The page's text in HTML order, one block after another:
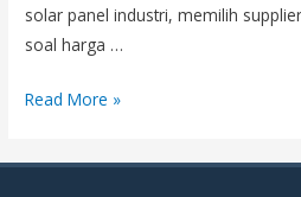
solar panel industri, memilih
soal harga …
Distributor
Surya
Read More »